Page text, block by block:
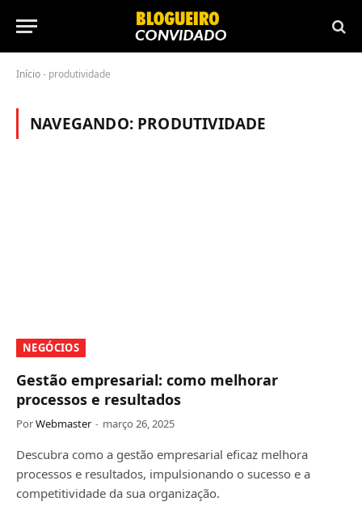
Início- produtividade
NAVEGANDO: PRODUTIVIDADE
NEGÓCIOS
Gestão empresarial: como melhorar
processos e resultados
PorWebmaster março 26, 2025
Descubra como a gestão empresarial eficaz melhora
processos e resultados, impulsionando o sucesso e a
competitividade da sua organização.